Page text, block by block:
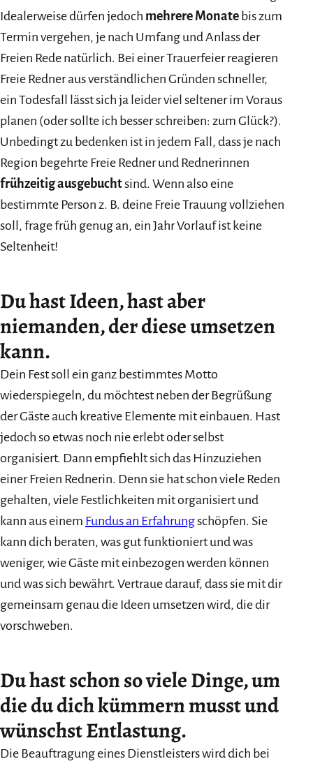
Idealerweise dürfen jedoch mehrere Monate bis zum
Termin vergehen, je nach Umfang und Anlass der
Freien Rede natürlich. Bei einer Trauerfeier reagieren
Freie Redner aus verständlichen Gründen schneller,
ein Todesfall lässt sich ja leider viel seltener im Voraus
planen (oder sollte ich besser schreiben: zum Glück?).
Unbedingt zu bedenken ist in jedem Fall, dass je nach
Region begehrte Freie Redner und Rednerinnen
frühzeitig ausgebuchtsind. Wenn also eine
bestimmte Person z. B. deine Freie Trauung vollziehen
soll, frage früh genug an, ein Jahr Vorlauf ist keine
Seltenheit!
Du hast Ideen, hast aber
niemanden, der diese umsetzen
kann.
Dein Fest soll ein ganz bestimmtes Motto
wiederspiegeln, du möchtest neben der Begrüßung
der Gäste auch kreative Elemente mit einbauen. Hast
jedoch so etwas noch nie erlebt oder selbst
organisiert. Dann empfiehlt sich das Hinzuziehen
einer Freien Rednerin. Denn sie hat schon viele Reden
gehalten, viele Festlichkeiten mit organisiert und
kann aus einem Fundus an Erfahrungschöpfen. Sie
kann dich beraten, was gut funktioniert und was
weniger, wie Gäste mit einbezogen werden können
und was sich bewährt. Vertraue darauf, dass sie mit dir
gemeinsam genau die Ideen umsetzen wird, die dir
vorschweben.
Du hast schon so viele Dinge, um
die du dich kümmern musst und
wünschst Entlastung.
Die Beauftragung eines Dienstleisters wird dich bei